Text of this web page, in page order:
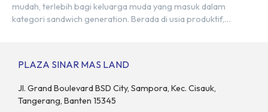
mudah, terlebih bagi keluarga muda yang masuk dalam
kategori sandwich generation. Berada di usia produktif,
Fenomena urban ini kian marak di kota-kota besar, termasuk di
PLAZA SINAR MAS LAND
Jl. Grand Boulevard BSD City, Sampora, Kec. Cisauk,
Tangerang, Banten 15345